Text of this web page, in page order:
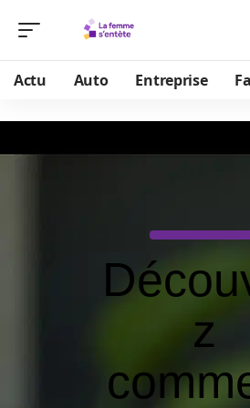
Actu Auto Entreprise
z